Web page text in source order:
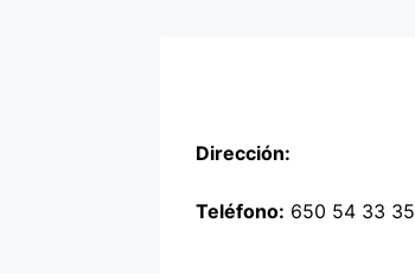
Dirección:
Teléfono: 650 54 33 35